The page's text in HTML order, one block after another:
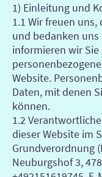
1) Einleitung und
1.1 Wir freuen uns,
und bedanken
informieren wir
Website.
Daten, mit denen
können.
1.2
dieser Website im
Grundverordnung
Neuburgshof 3,